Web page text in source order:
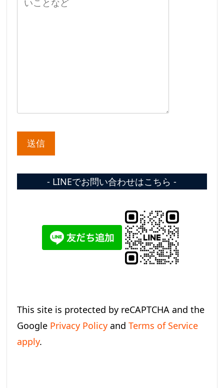
- LINEでお問い合わせはこちら -
This site is protected by reCAPTCHA and the
Google Privacy Policy andTerms of Service
apply.